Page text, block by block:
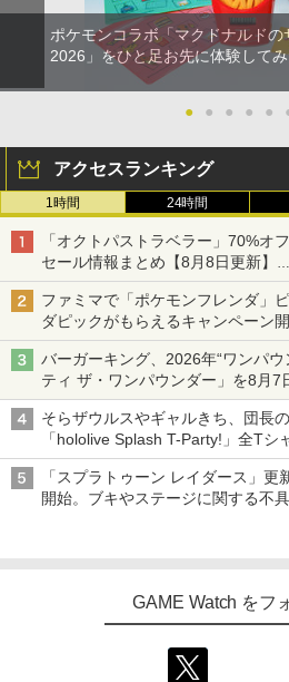
￥7,681
ラー (カーボン
￥8,020
【純正品】
B-C ケーブル
￥2,618
5
【国内正規品
マスター
S5、PS5 Pro
s X|S 対応の
￥14,141
￥3,523
ナル三方背収
(オリジナル特
カー特典:【坤
り来たる！ス
ボード付)
￥10,780
4
劇場版「鬼滅
窩座再来 完全
￥8,698
【
第三章 蛇神 (
しイラストボ
￥8,800
ustice(【早期
3
【特典あり楽
ャリングケー
ドシェル 10ゲ
h2 収納 Joy-
itch2専用 撥
￥2,000
4
ゼルダの伝説
グダム
￥7,893
オブラザーズ
h 2 Edition ＋
ス堂
￥1,999
ルド6） 【予
トーンパック
り ＆ 記念カ
5
￥3,280
【ポイント5倍
縦置き 冷却フ
縦置き 垂直 充
収納 充電LED
滑り止め 冷却
￥3,600
Dark Tiesソ
￥4,150
【送料無料】
編 第一章 猗窩
y】/アニメー
A】
￥4,400
3
天使のたまご
[ 押井守 ]
￥4,648
劇場版 カード
れたカード【
￥4,884
劇場版 カー
￥4,884
ポケモンコラボ「マクドナルド
2026」をひと足お先に体験して
● ● ● ● ●
アクセスランキング
1時間 24時間
「オクトパストラベラー」70%オ
セール情報まとめ【8月8日更新】
ニンテンドーeショップでは「大
ファミマで「ポケモンフレンダ」
ダピックがもらえるキャンペーン開
バーガーキング、2026年“ワンパ
ティ ザ・ワンパウンダー」を8月7
「特製ガーリックマヨソース」を
そらザウルスやギャルきち、団長
「hololive Splash T-Party!」全Tシ
ライン販売開始
「スプラトゥーン レイダース」
開始。ブキやステージに関する不
GAME Watch をフ